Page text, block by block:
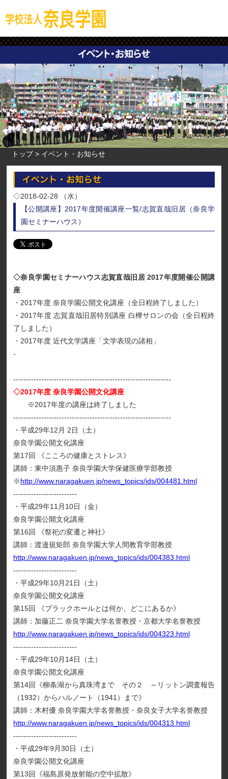
トップ イベント・お知らせ
◇2018-02-28 （水）
【公開講座】2017年度開催講座一覧/志賀直哉旧居（奈良学
園セミナーハウス）
◇奈良学園セミナーハウス志賀直哉旧居 2017年度開催公開講
座
・2017年度 奈良学園公開文化講座（全日程終了しました）
・2017年度 志賀直哉旧居特別講座 白樺サロンの会（全日程終
了しました）
・2017年度 近代文学講座「文学表現の諸相」
-
--------------------------------------------------------------
◇2017年度 奈良学園公開文化講座
※2017年度の講座は終了しました
--------------------------------------------------------------
・平成29年12月 2日（土）
奈良学園公開文化講座
第17回 《こころの健康とストレス》
講師：東中須惠子 奈良学園大学保健医療学部教授
※http://www.naragakuen.jp/news_topics/ids/004481.html
-------------------------
・平成29年11月10日（金）
奈良学園公開文化講座
第16回 《祭祀の変遷と神社》
講師：渡邉規矩郎 奈良学園大学人間教育学部教授
http://www.naragakuen.jp/news_topics/ids/004383.html
-------------------------
・平成29年10月21日（土）
奈良学園公開文化講座
第15回 《ブラックホールとは何か、どこにあるか》
講師：加藤正二 奈良学園大学名誉教授・京都大学名誉教授
http://www.naragakuen.jp/news_topics/ids/004323.html
-------------------------
・平成29年10月14日（土）
奈良学園公開文化講座
第14回《柳条湖から真珠湾まで その２ ～リットン調査報告
（1932）からハルノート（1941）まで》
講師：木村優 奈良学園大学名誉教授・奈良女子大学名誉教授
http://www.naragakuen.jp/news_topics/ids/004313.html
-------------------------
・平成29年9月30日（土）
奈良学園公開文化講座
第13回《福島原発放射能の空中拡散》